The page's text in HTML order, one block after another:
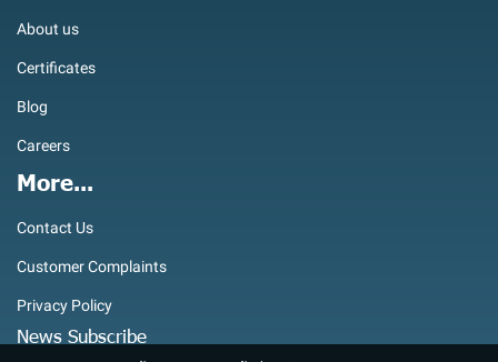
About us
Certificates
Blog
Careers
More...
Contact Us
Customer Complaints
Privacy Policy
News Subscribe